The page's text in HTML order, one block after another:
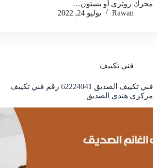
محرك روتري أو بستون…
Rawan
يوليو 24, 2022
فني تكييف
فني تكييف الصديق 62224041 رقم فني تكييف
مركزي هندي الصديق